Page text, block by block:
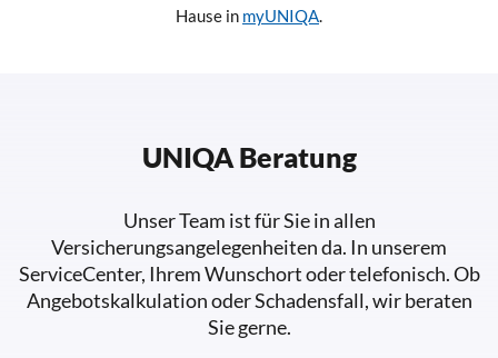
Hause in myUNIQA.
UNIQA Beratung
Unser Team ist für Sie in allen
Versicherungsangelegenheiten da. In unserem
ServiceCenter, Ihrem Wunschort oder telefonisch. Ob
Angebotskalkulation oder Schadensfall, wir beraten
Sie gerne.